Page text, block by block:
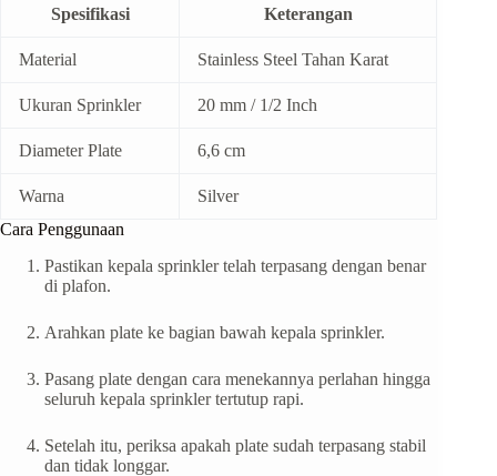
Spesifikasi Keterangan
Material Stainless Steel Tahan Karat
Ukuran Sprinkler 20 mm / 1/2 Inch
Diameter Plate 6,6 cm
Warna
Silver
Cara Penggunaan
Pastikan kepala sprinkler telah terpasang dengan benar
di plafon.
Arahkan plate ke bagian bawah kepala sprinkler.
Pasang plate dengan cara menekannya perlahan hingga
seluruh kepala sprinkler tertutup rapi.
Setelah itu, periksa apakah plate sudah terpasang stabil
dan tidak longgar.